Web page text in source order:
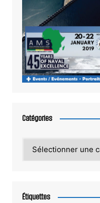
Catégories
Étiquettes